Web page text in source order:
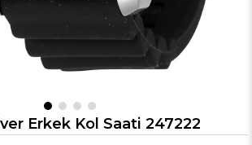
Erkek Kol Saati 247222